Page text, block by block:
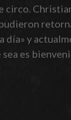
circo.
día» y
es